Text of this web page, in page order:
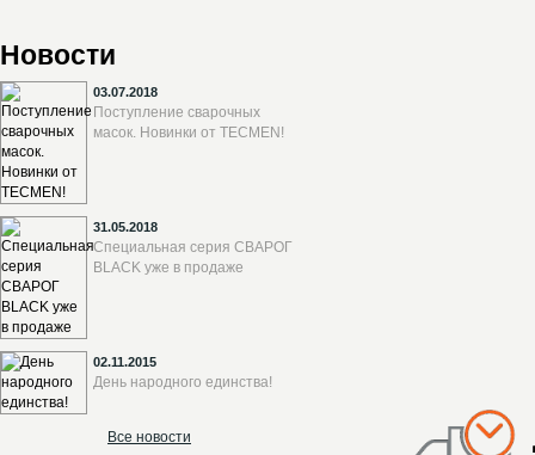
Новости
03.07.2018
Поступление сварочных
масок. Новинки от TECMEN!
31.05.2018
Специальная серия СВАРОГ
BLACK уже в продаже
02.11.2015
День народного единства!
Все новости